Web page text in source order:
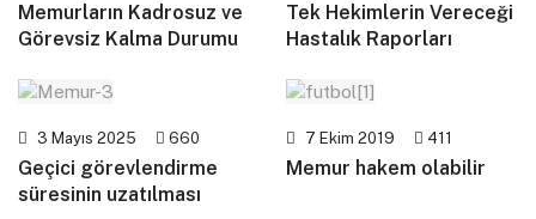
Memurların Kadrosuz ve
Görevsiz Kalma Durumu
Tek Hekimlerin Vereceği
Hastalık Raporları
3 Mayıs 2025 660
Geçici görevlendirme
süresinin uzatılması
7 Ekim 2019 411
Memur hakem olabilir